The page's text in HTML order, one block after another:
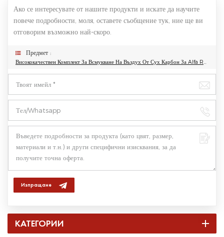
Ако се интересувате от нашите продукти и искате да научите
повече подробности, моля, оставете съобщение тук, ние ще ви
отговорим възможно най-скоро.
Предмет :
Висококачествен Комплект За Всмукване На Въздух От Сух Карбон За Alfa Romeo Giulia
Изпращане
КАТЕГОРИИ